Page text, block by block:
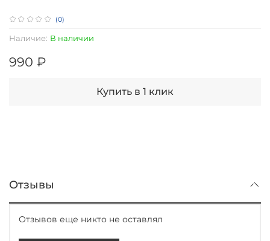
(0)
Наличие: В наличии
990 ₽
Купить в 1 клик
Отзывы
Отзывов еще никто не оставлял